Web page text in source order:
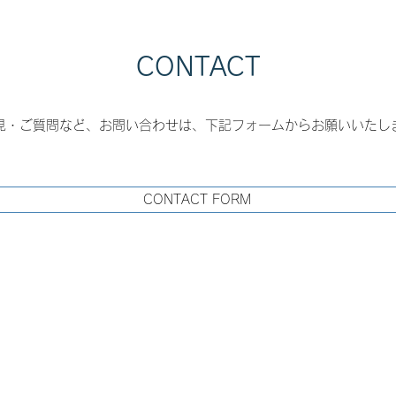
CONTACT
・ご質問など、お問い合わせは、下記フォームからお願いいたし
CONTACT FORM